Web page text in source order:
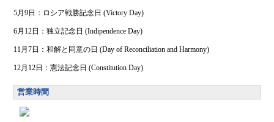
5月9日：ロシア戦勝記念日 (Victory Day)
6月12日：独立記念日 (Indipendence Day)
11月7日：和解と同意の日 (Day of Reconciliation and Harmony)
12月12日：憲法記念日 (Constitution Day)
営業時間